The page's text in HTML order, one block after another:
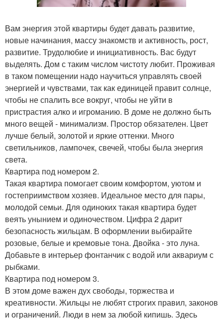
Вам энергия этой квартиры будет давать развитие,
новые начинания, массу знакомств и активность, рост,
развитие. Трудолюбие и инициативность. Вас будут
выделять. Дом с таким числом чистоту любит. Проживая
в таком помещении надо научиться управлять своей
энергией и чувствами, так как единицей правит солнце,
чтобы не спалить все вокруг, чтобы не уйти в
пристрастия алко и игроманию. В доме не должно быть
много вещей - минимализм. Простор обязателен. Цвет
лучше белый, золотой и яркие оттенки. Много
светильников, лампочек, свечей, чтобы была энергия
света.
Квартира под номером 2.
Такая квартира помогает своим комфортом, уютом и
гостеприимством хозяев. Идеальное место для пары,
молодой семьи. Для одиноких такая квартира будет
веять унынием и одиночеством. Цифра 2 дарит
безопасность жильцам. В оформлении выбирайте
розовые, белые и кремовые тона. Двойка - это луна.
Добавьте в интерьер фонтанчик с водой или аквариум с
рыбками.
Квартира под номером 3.
В этом доме важен дух свободы, торжества и
креативности. Жильцы не любят строгих правил, законов
и ограничений. Люди в нем за любой кипишь. Здесь